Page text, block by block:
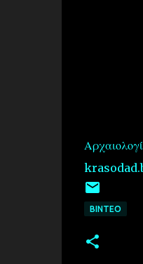
ΒΙΝΤΕΟ